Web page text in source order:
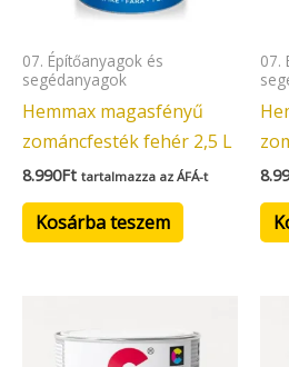
07. Építőanyagok és
segédanyagok
Hemmax magasfényű
zománcfesték fehér 2,5 L
8.990Ft tartalmazza az ÁFÁ-t
Kosárba teszem
07.